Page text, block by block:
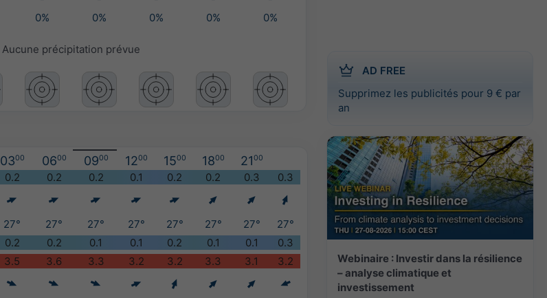
AD FREE
Supprimez les publicités pour 9 € par
an
Webinaire : Investir dans la résilience
– analyse climatique et
investissement
0% 0% 0% 0% 0%
Aucune précipitation prévue
0300 0600 0900 1200 1500 1800 2100
0.2 0.2 0.2 0.1 0.2 0.2 0.3
0.3
27° 27° 27° 27° 27° 27° 27°
27°
0.2 0.2 0.1 0.1 0.2 0.1 0.1
0.3
3.5 3.6 3.3 3.2 3.2 3.3 3.1
3.2